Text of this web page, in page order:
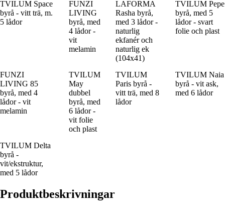
TVILUM Space
byrå - vitt trä, m.
5 lådor
FUNZI
LIVING
byrå, med
4 lådor -
vit
melamin
LAFORMA
Rasha byrå,
med 3 lådor -
naturlig
ekfanér och
naturlig ek
(104x41)
TVILUM Pepe
byrå, med 5
lådor - svart
folie och plast
FUNZI
LIVING 85
byrå, med 4
lådor - vit
melamin
TVILUM
May
dubbel
byrå, med
6 lådor -
vit folie
och plast
TVILUM
Paris byrå -
vitt trä, med 8
lådor
TVILUM Naia
byrå - vit ask,
med 6 lådor
TVILUM Delta
byrå -
vit/ekstruktur,
med 5 lådor
Produktbeskrivningar